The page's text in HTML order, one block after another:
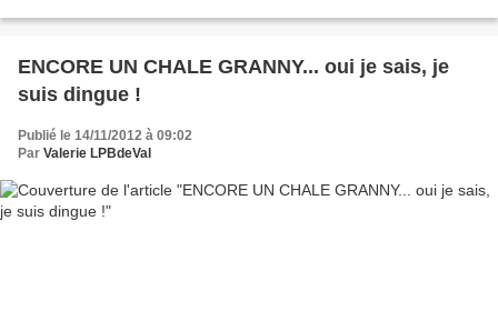
ENCORE UN CHALE GRANNY... oui je sais, je
suis dingue !
Publié le 14/11/2012 à 09:02
Par Valerie LPBdeVal